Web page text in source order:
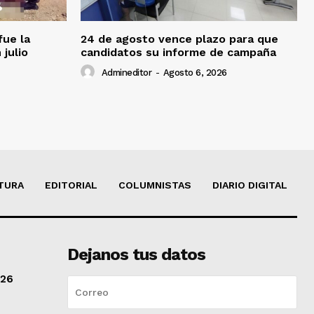
la
julio
24 de agosto vence plazo para que
candidatos su informe de campaña
Admineditor - Agosto 6, 2026
EDITORIAL COLUMNISTAS DIARIO DIGITAL
Dejanos tus datos